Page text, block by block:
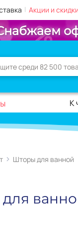
| Акции и скидки
К
Шторы для ванной